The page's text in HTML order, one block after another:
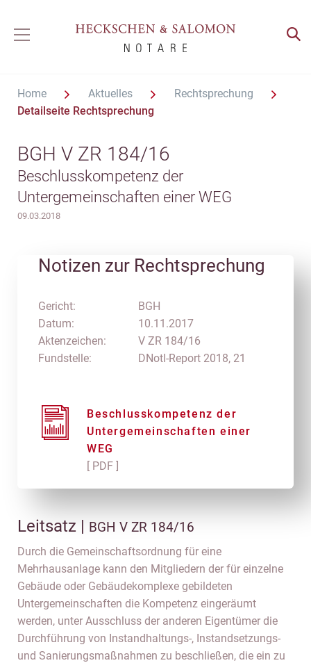
Home Aktuelles
Rechtsprechung
Detailseite Rechtsprechung
BGH V ZR 184/16
Beschlusskompetenz der
Untergemeinschaften einer WEG
09.03.2018
Notizen zur Rechtsprechung
Gericht:
Datum:
Aktenzeichen:
Fundstelle:
BGH
10.11.2017
V ZR 184/16
DNotI-Report 2018, 21
Beschlusskompetenz der
Untergemeinschaften einer
WEG
[ PDF ]
Leitsatz | BGH V ZR 184/16
Durch die Gemeinschaftsordnung für eine
Mehrhausanlage kann den Mitgliedern der für einzelne
Gebäude oder Gebäudekomplexe gebildeten
Untergemeinschaften die Kompetenz eingeräumt
werden, unter Ausschluss der anderen Eigentümer die
Durchführung von Instandhaltungs-, Instandsetzungs-
und Sanierungsmaßnahmen zu beschließen, die ein zu